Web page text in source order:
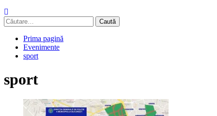
Caută
după:
Prima pagină
Evenimente
sport
sport